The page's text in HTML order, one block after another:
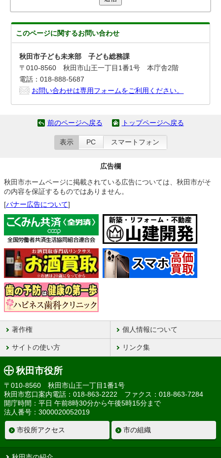
このページに関するお問い合わせ
秋田市子ども未来部 子ども総務課
〒010-8560 秋田市山王一丁目1番1号 本庁舎2階
電話：018-888-5687
お問い合わせは専用フォームをご利用ください。
前のページへ戻る トップページへ戻る
表示 PC スマートフォン
広告欄
秋田市ホームページに掲載されている広告については、秋田市がそ
の内容を保証するものではありません。
[バナー広告について]
著作権 個人情報について
サイトの使い方 リンク集
秋田市役所
〒010-8560 秋田市山王一丁目1番1号
秋田市窓口案内電話：018-863-2222 ファクス：018-863-7284
開庁時間：平日 午前8時30分から午後5時15分まで
法人番号：3000020052019
市役所アクセス 市の組織